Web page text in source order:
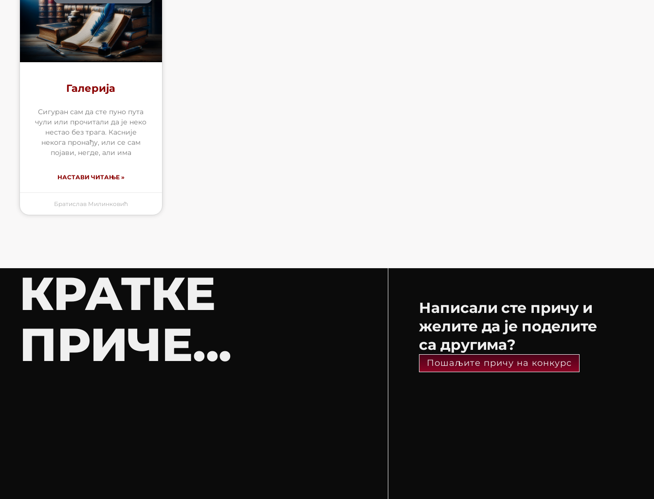
Галерија
Сигуран сам да сте пуно пута
чули или прочитали да је неко
нестао без трага. Касније
некога пронађу, или се сам
појави, негде, али има
НАСТАВИ ЧИТАЊЕ »
Братислав Милинковић
КРАТКЕ
ПРИЧЕ...
Написали сте причу и
желите да је поделите
са другима?
Пошаљите причу на конкурс